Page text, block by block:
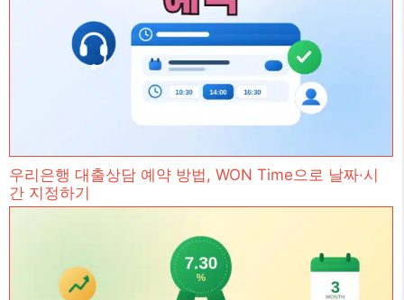
우리은행 대출상담 예약 방법, WON Time으로 날짜·시
간 지정하기